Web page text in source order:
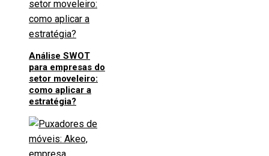
Análise SWOT
para empresas do
setor moveleiro:
como aplicar a
estratégia?